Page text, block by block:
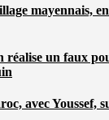
mayennais,
réalise un faux
avec Youssef,